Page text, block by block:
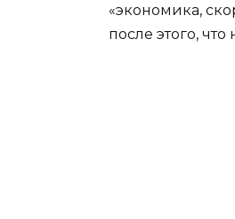
«экономика,
после этого,